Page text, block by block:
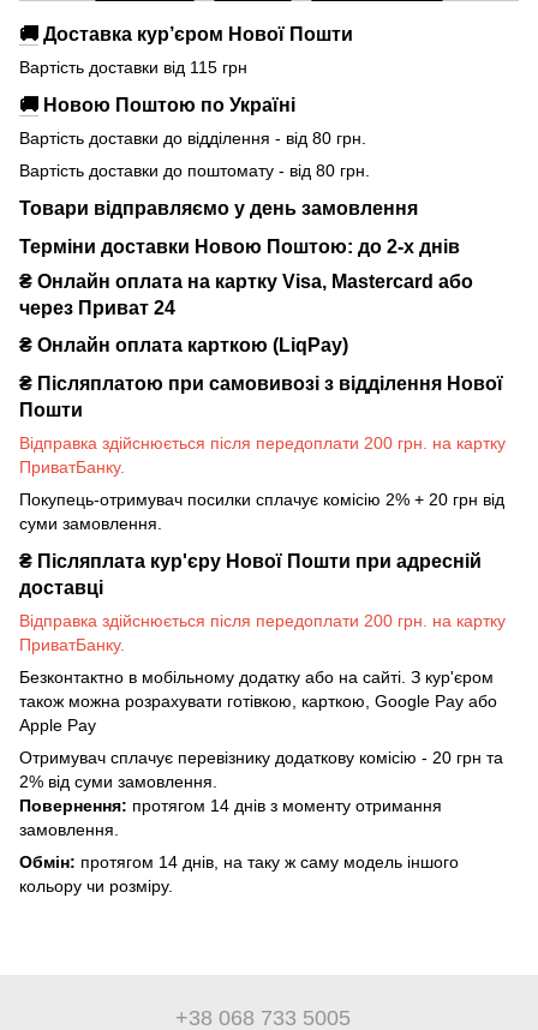
🚚 Доставка кур’єром Нової Пошти
Вартість доставки від 115 грн
🚚 Новою Поштою по Україні
Вартість доставки до відділення - від 80 грн.
Вартість доставки до поштомату - від 80 грн.
Товари відправляємо у день замовлення
Терміни доставки Новою Поштою: до 2-х днів
₴ Онлайн оплата на картку Visa, Mastercard або
через Приват 24
₴ Онлайн оплата карткою (LiqPay)
₴ Післяплатою при самовивозі з відділення Нової
Пошти
Відправка здійснюється після передоплати 200 грн. на картку
ПриватБанку.
Покупець-отримувач посилки сплачує комісію 2% + 20 грн від
суми замовлення.
₴ Післяплата кур'єру Нової Пошти при адресній
доставці
Відправка здійснюється після передоплати 200 грн. на картку
ПриватБанку.
Безконтактно в мобільному додатку або на сайті. З кур'єром
також можна розрахувати готівкою, карткою, Google Pay або
Apple Pay
Отримувач сплачує перевізнику додаткову комісію - 20 грн та
2% від суми замовлення.
Повернення: протягом 14 днів з моменту отримання
замовлення.
Обмін: протягом 14 днів, на таку ж саму модель іншого
кольору чи розміру.
+38 068 733 5005